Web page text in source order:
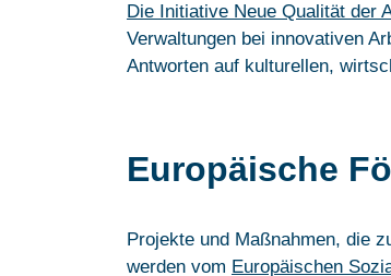
Die Initiative Neue Qualität der
Verwaltungen bei innovativen
Antworten auf kulturellen,
Europäische
Projekte und Maßnahmen, die
werden vom Europäischen